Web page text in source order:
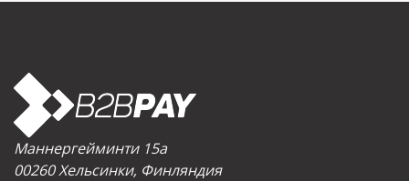
Маннергейминти 15а
00260 Хельсинки, Финляндия